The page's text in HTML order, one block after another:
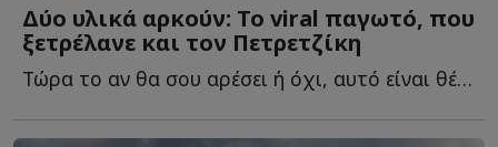
Δύο υλικά αρκούν: Το viral παγωτό, που
ξετρέλανε και τον Πετρετζίκη
Τώρα το αν θα σου αρέσει ή όχι, αυτό είναι θέμα γ...